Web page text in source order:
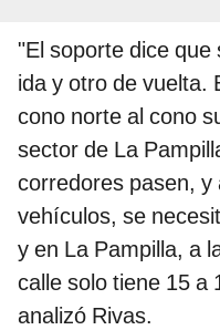
"El soporte dice
ida y otro de vuelta.
cono norte al cono
sector de La
corredores pasen,
vehículos, se
y en La Pampilla, a
calle solo tiene 15 a
analizó Rivas.